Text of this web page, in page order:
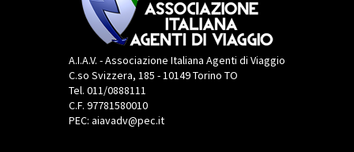
A.I.A.V. - Associazione Italiana Agenti di Viaggio
C.so Svizzera, 185 - 10149 Torino TO
Tel. 011/0888111
C.F. 97781580010
PEC: aiavadv@pec.it